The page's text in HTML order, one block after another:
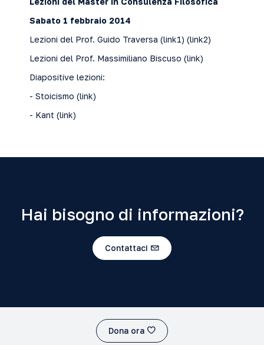
Sabato 1 febbraio 2014
Lezioni del Prof. Guido Traversa (link1) (link2)
Lezioni del Prof. Massimiliano Biscuso (link)
Diapositive lezioni:
- Stoicismo (link)
- Kant (link)
Hai bisogno di informazioni?
Contattaci
Dona ora